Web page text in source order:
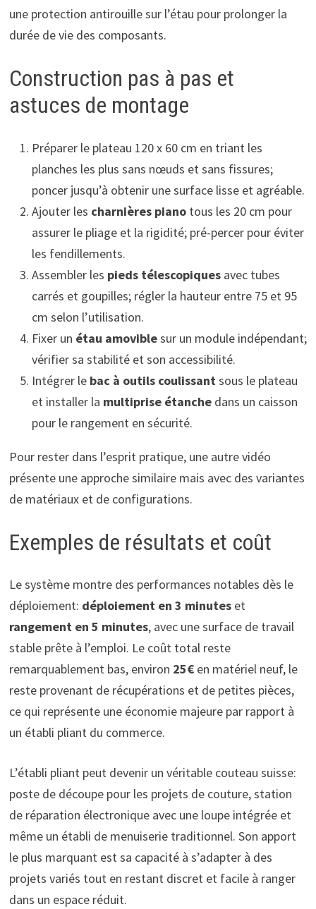
une protection antirouille sur l’étau pour prolonger la
durée de vie des composants.
Construction pas à pas et
astuces de montage
Préparer le plateau 120 x 60 cm en triant les
planches les plus sans nœuds et sans fissures;
poncer jusqu’à obtenir une surface lisse et agréable.
Ajouter les charnières pianotous les 20 cm pour
assurer le pliage et la rigidité; pré-percer pour éviter
les fendillements.
Assembler les pieds télescopiquesavec tubes
carrés et goupilles; régler la hauteur entre 75 et 95
cm selon l’utilisation.
Fixer un étau amoviblesur un module indépendant;
vérifier sa stabilité et son accessibilité.
Intégrer le bac à outils coulissantsous le plateau
et installer la multiprise étanchedans un caisson
pour le rangement en sécurité.
Pour rester dans l’esprit pratique, une autre vidéo
présente une approche similaire mais avec des variantes
de matériaux et de configurations.
Exemples de résultats et coût
Le système montre des performances notables dès le
déploiement: déploiement en 3 minuteset
rangement en 5 minutes, avec une surface de travail
stable prête à l’emploi. Le coût total reste
remarquablement bas, environ 25€en matériel neuf, le
reste provenant de récupérations et de petites pièces,
ce qui représente une économie majeure par rapport à
un établi pliant du commerce.
L’établi pliant peut devenir un véritable couteau suisse:
poste de découpe pour les projets de couture, station
de réparation électronique avec une loupe intégrée et
même un établi de menuiserie traditionnel. Son apport
le plus marquant est sa capacité à s’adapter à des
projets variés tout en restant discret et facile à ranger
dans un espace réduit.